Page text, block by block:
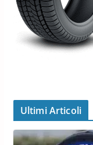
Ultimi Articoli